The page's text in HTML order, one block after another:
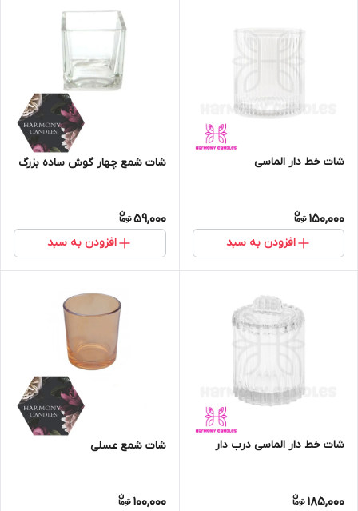
شات خط دار الماسی
150,000
افزودن به سبد
شات شمع چهار گوش ساده بزرگ
59,000
افزودن به سبد
شات خط دار الماسی درب دار
185,000
شات شمع عسلی
100,000